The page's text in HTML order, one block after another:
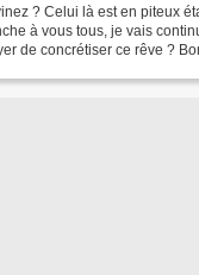
? Celui là est en piteux
à vous tous, je vais
de concrétiser ce rêve ?